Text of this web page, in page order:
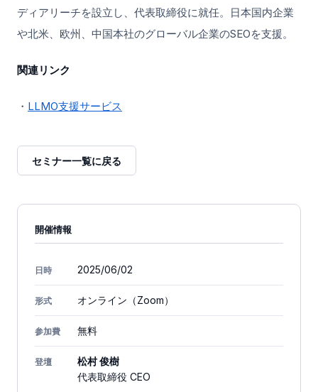
ディアリーチを設立し、代表取締役に就任。日本国内企業
や北米、欧州、中国本社のグローバル企業のSEOを支援。
関連リンク
・ LLMO支援サービス
セミナー一覧に戻る
開催情報
日時 2025/06/02
形式 オンライン（Zoom）
参加費 無料
登壇
松村 俊樹
代表取締役 CEO